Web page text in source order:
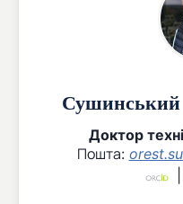
Сушинський
Доктор
Пошта: